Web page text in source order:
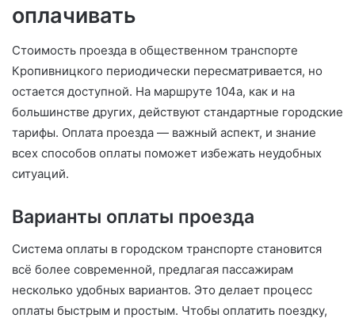
оплачивать
Стоимость проезда в общественном транспорте
Кропивницкого периодически пересматривается, но
остается доступной. На маршруте 104а, как и на
большинстве других, действуют стандартные городские
тарифы. Оплата проезда — важный аспект, и знание
всех способов оплаты поможет избежать неудобных
ситуаций.
Варианты оплаты проезда
Система оплаты в городском транспорте становится
всё более современной, предлагая пассажирам
несколько удобных вариантов. Это делает процесс
оплаты быстрым и простым. Чтобы оплатить поездку,